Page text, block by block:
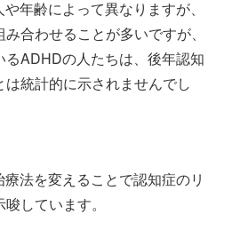
年齢によって異なりますが、
合わせることが多いですが、
ADHDの人たちは、後年認知
統計的に示されませんでし
法を変えることで認知症のリ
しています。